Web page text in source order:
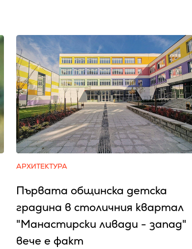
АРХИТЕКТУРА
Първата общинска детска
градина в столичния квартал
"Манастирски ливади - запад"
вече е факт